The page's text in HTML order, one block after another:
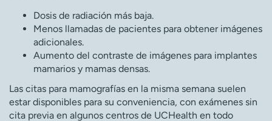
Dosis de radiación más baja.
Menos llamadas de pacientes para obtener imágenes
adicionales.
Aumento del contraste de imágenes para implantes
mamarios y mamas densas.
Las citas para mamografías en la misma semana suelen
estar disponibles para su conveniencia, con exámenes sin
cita previa en algunos centros de UCHealth en todo